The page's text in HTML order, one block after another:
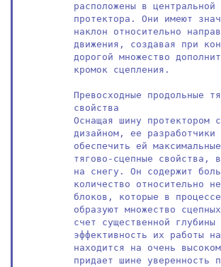
расположены в центральной
протектора. Они имеют
наклон относительно
движения, создавая при
дорогой множество
кромок сцепления.
Превосходные продольные
свойства
Оснащая шину протектором
дизайном, ее разработчики
обеспечить ей
тягово-сцепные свойства,
на снегу. Он содержит
количество относительно
блоков, которые в
образуют множество
счет существенной глубины
эффективность их работы
находится на очень
придает шине уверенность